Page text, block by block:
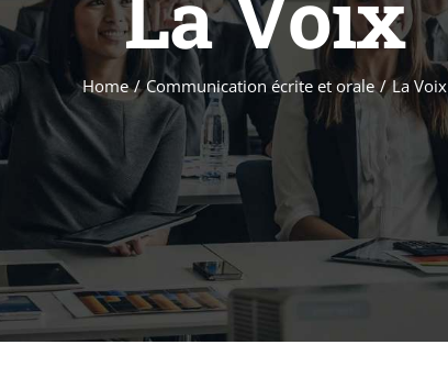
Home / Communication écrite et orale / La Voix